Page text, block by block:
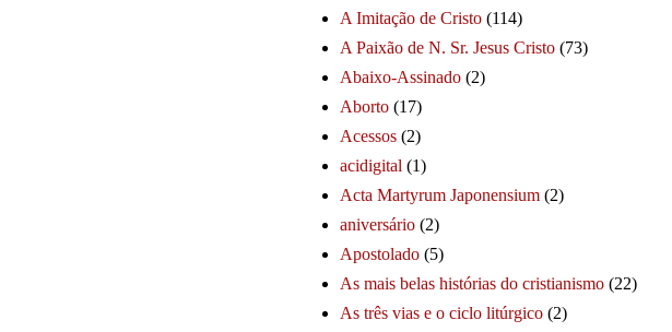
A Imitação de Cristo (114)
A Paixão de N. Sr. Jesus Cristo (73)
Abaixo-Assinado (2)
Aborto (17)
Acessos (2)
acidigital (1)
Acta Martyrum Japonensium (2)
aniversário (2)
Apostolado (5)
As mais belas histórias do cristianismo (22)
As três vias e o ciclo litúrgico (2)